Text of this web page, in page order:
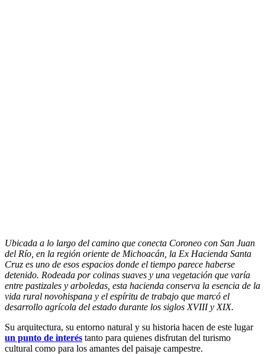
Ubicada a lo largo del camino que conecta Coroneo con San Juan
del Río, en la región oriente de Michoacán, la Ex Hacienda Santa
Cruz es uno de esos espacios donde el tiempo parece haberse
detenido. Rodeada por colinas suaves y una vegetación que varía
entre pastizales y arboledas, esta hacienda conserva la esencia de la
vida rural novohispana y el espíritu de trabajo que marcó el
desarrollo agrícola del estado durante los siglos XVIII y XIX.
Su arquitectura, su entorno natural y su historia hacen de este lugar
un punto de interés tanto para quienes disfrutan del turismo
cultural como para los amantes del paisaje campestre.